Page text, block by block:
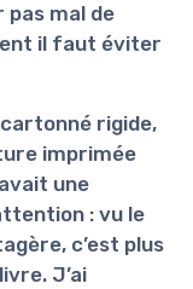
pas mal de
il faut éviter
cartonné rigide,
imprimée
une
: vu le
c’est plus
J’ai